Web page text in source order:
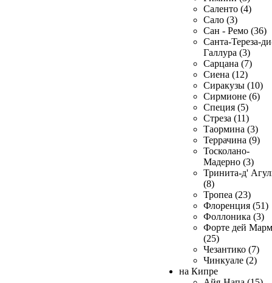
Саленто (4)
Сало (3)
Сан - Ремо (36)
Санта-Тереза-
Галлура (3)
Сарцана (7)
Сиена (12)
Сиракузы (10)
Сирмионе (6)
Специя (5)
Стреза (11)
Таормина (3)
Террачина (9)
Тосколано-
Мадерно (3)
Тринита-д'
(8)
Тропеа (23)
Флоренция (51)
Фоллоника (3)
Форте дей
(25)
Чезантико (7)
Чинкуале (2)
на Кипре